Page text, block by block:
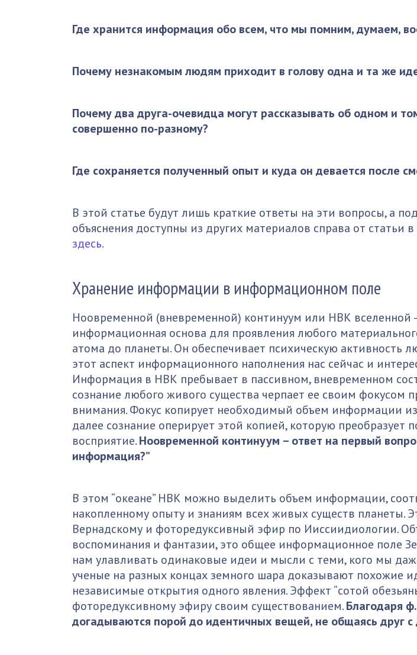
Где хранится информация обо всем, что мы помним, думаем,
Почему незнакомым людям приходит в голову одна и та же
Почему два друга-очевидца могут рассказывать об одном и
совершенно по-разному?
Где сохраняется полученный опыт и куда он девается после
В этой статье будут лишь краткие ответы на эти вопросы, а
объяснения доступны из других материалов справа от статьи
здесь.
Хранение информации в информационном поле
Ноовременной (вневременной) континуум или НВК вселенной
информационная основа для проявления любого
атома до планеты. Он обеспечивает психическую активность
этот аспект информационного наполнения нас сейчас и
Информация в НВК пребывает в пассивном, вневременном
сознание любого живого существа черпает ее своим фокусом
внимания. Фокус копирует необходимый объем информации из
далее сознание оперирует этой копией, которую преобразует
восприятие.Ноовременной континуум – ответ на первый
информация?”
В этом “океане” НВК можно выделить объем информации,
накопленному опыту и знаниям всех живых существ планеты.
Вернадскому и фоторедуксивный эфир по Ииссиидиологии.
воспоминания и фантазии, это общее информационное поле
нам улавливать одинаковые идеи и мысли с теми, кого мы
ученые на разных концах земного шара доказывают похожие
независимые открытия одного явления. Эффект “сотой
фоторедуксивному эфиру своим существованием.Благодаря
догадываются порой до идентичных вещей, не общаясь друг с